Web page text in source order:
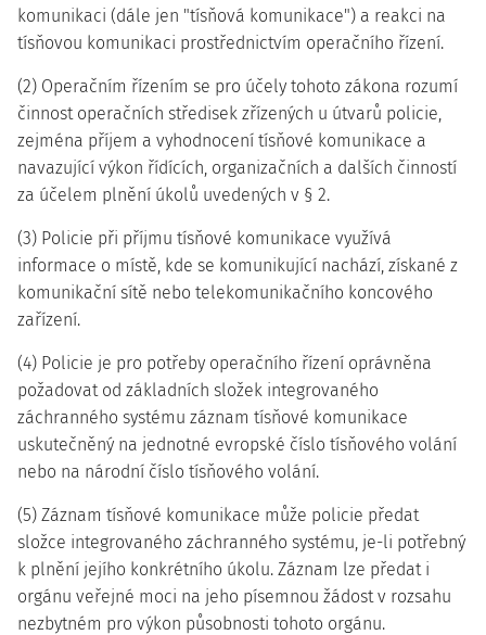
komunikaci (dále jen "tísňová komunikace") a reakci na
tísňovou komunikaci prostřednictvím operačního řízení.
(2) Operačním řízením se pro účely tohoto zákona rozumí
činnost operačních středisek zřízených u útvarů policie,
zejména příjem a vyhodnocení tísňové komunikace a
navazující výkon řídících, organizačních a dalších činností
za účelem plnění úkolů uvedených v § 2.
(3) Policie při příjmu tísňové komunikace využívá
informace o místě, kde se komunikující nachází, získané z
komunikační sítě nebo telekomunikačního koncového
zařízení.
(4) Policie je pro potřeby operačního řízení oprávněna
požadovat od základních složek integrovaného
záchranného systému záznam tísňové komunikace
uskutečněný na jednotné evropské číslo tísňového volání
nebo na národní číslo tísňového volání.
(5) Záznam tísňové komunikace může policie předat
složce integrovaného záchranného systému, je-li potřebný
k plnění jejího konkrétního úkolu. Záznam lze předat i
orgánu veřejné moci na jeho písemnou žádost v rozsahu
nezbytném pro výkon působnosti tohoto orgánu.